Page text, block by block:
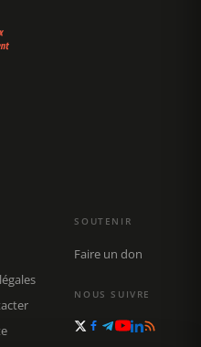
SOUTENIR
Faire un don
NOUS SUIVRE